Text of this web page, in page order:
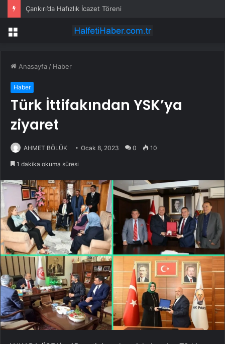
Çankırı’da Hafızlık İcazet Töreni
Menü
Anasayfa / Haber
Haber
Türk İttifakından YSK’ya
ziyaret
AHMET BÖLÜK Ocak 8, 2023 0 10
1 dakika okuma süresi